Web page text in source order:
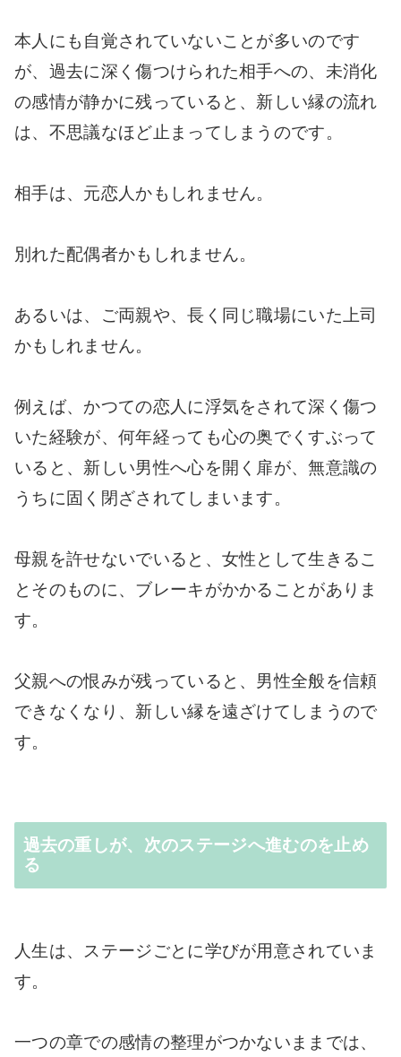
本人にも自覚されていないことが多いのです
が、過去に深く傷つけられた相手への、未消化
の感情が静かに残っていると、新しい縁の流れ
は、不思議なほど止まってしまうのです。
相手は、元恋人かもしれません。
別れた配偶者かもしれません。
あるいは、ご両親や、長く同じ職場にいた上司
かもしれません。
例えば、かつての恋人に浮気をされて深く傷つ
いた経験が、何年経っても心の奥でくすぶって
いると、新しい男性へ心を開く扉が、無意識の
うちに固く閉ざされてしまいます。
母親を許せないでいると、女性として生きるこ
とそのものに、ブレーキがかかることがありま
す。
父親への恨みが残っていると、男性全般を信頼
できなくなり、新しい縁を遠ざけてしまうので
す。
過去の重しが、次のステージへ進むのを止め
る
人生は、ステージごとに学びが用意されていま
す。
一つの章での感情の整理がつかないままでは、